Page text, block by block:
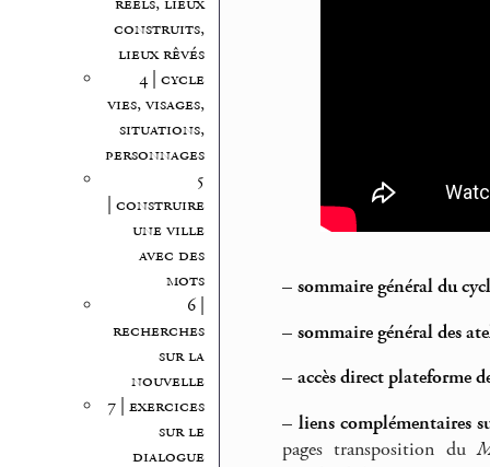
construits,
lieux rêvés
4 | cycle
vies, visages,
situations,
personnages
5
| construire
une ville
avec des
mots
6 |
recherches
sur la
nouvelle
7 | exercices
sur le
dialogue
– sommaire général du
– sommaire général des
– accès direct plateforme
– liens complémentaires
pages transposition du